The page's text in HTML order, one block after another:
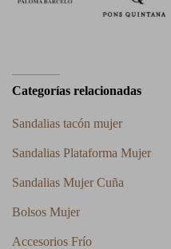
Categorías relacionadas
Sandalias tacón mujer
Sandalias Plataforma Mujer
Sandalias Mujer Cuña
Bolsos Mujer
Accesorios Frío